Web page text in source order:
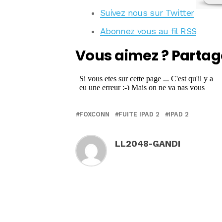
Suivez nous sur Twitter
Abonnez vous au fil RSS
Vous aimez ?
FOXCONN FUITE IPAD 2 IPAD 2
LL2048-GANDI